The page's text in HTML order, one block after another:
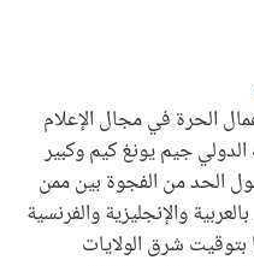
الحرة في مجال الإعلام
جيم يونغ كيم وكبير
الحد من الفجوة بين ممن
والإنجليزية والفرنسية
10 – 11 صباحا بتوقيت شرق الولايات